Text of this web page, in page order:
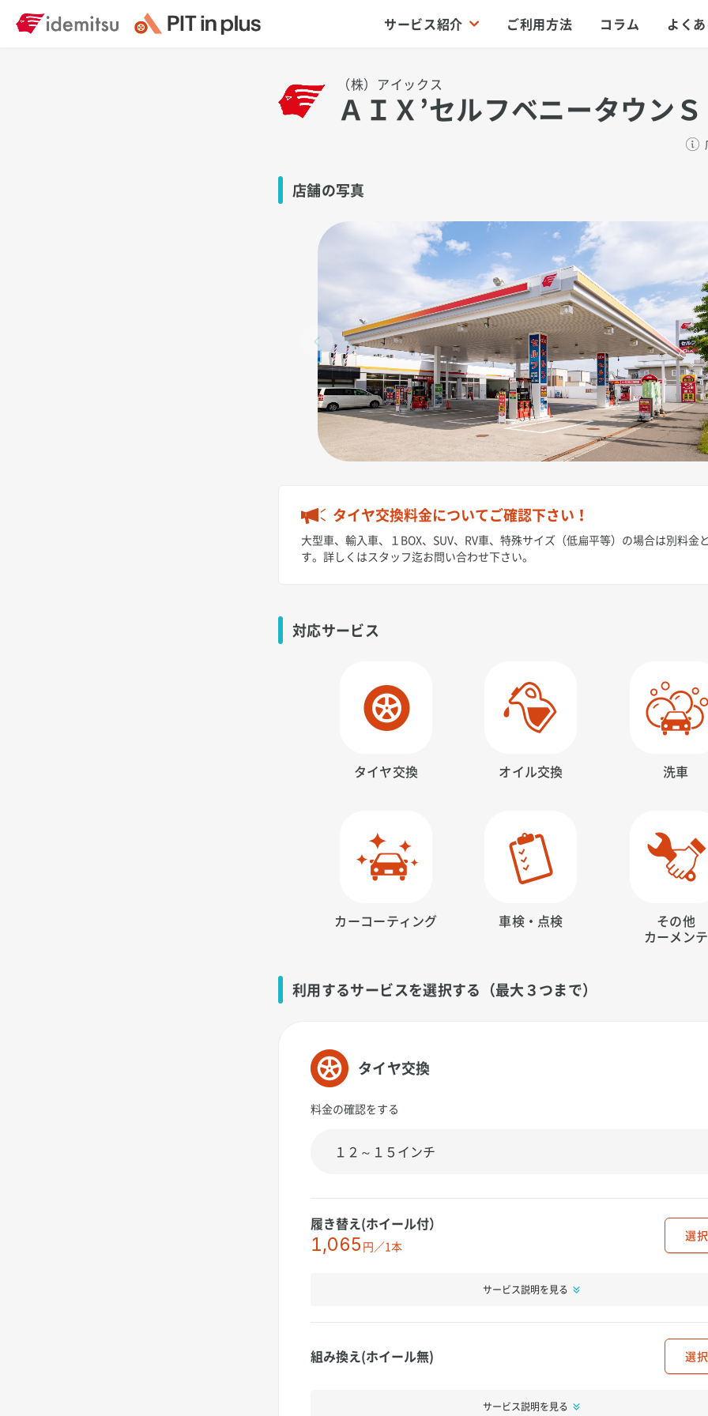
サービス紹介 ご利用方法 コラム よく
（株）アイックス
ＡＩＸ’セルフベニータウン
店舗の写真
タイヤ交換料金についてご確認下さい！
大型車、輸入車、１BOX、SUV、RV車、特殊サイズ（低扁平等）の場合は別料金
す。詳しくはスタッフ迄お問い合わせ下さい。
対応サービス
タイヤ交換 オイル交換 洗車
カーコーティング 車検・点検
その他
カーメンテ
利用するサービスを選択する（最大３つまで）
タイヤ交換
料金の確認をする
履き替え(ホイール付）
1,065 円／1本
選択
サービス説明を見る
組み換え(ホイール無) 選択
サービス説明を見る